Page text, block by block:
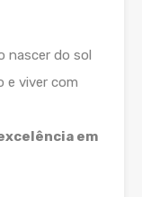
nascer do sol
e viver com
em